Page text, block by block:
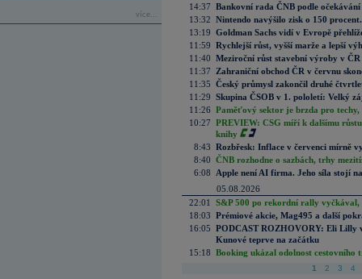
více...
14:37 Bankovní rada ČNB podle
13:32 Nintendo navýšilo zisk o 150
13:19 Goldman Sachs vidí v Evropě
11:59 Rychlejší růst, vyšší marže a lepší
11:40 Meziroční růst stavební výroby v
11:37
Zahraniční obchod ČR v červnu
11:35 Český průmysl zakončil druhé
11:29 Skupina ČSOB v 1. pololetí: Velký
11:26 Paměťový sektor je brzda pro techy,
10:27 PREVIEW: CSG míří k dalšímu
knihy
8:43 Rozbřesk: Inflace v červenci mírně
8:40 ČNB rozhodne o sazbách, trhy
6:08
Apple není AI firma. Jeho síla stojí
05.08.2026
22:01
S&P 500 po rekordní rally vyčkával,
18:03 Prémiové akcie, Mag495 a další
16:05 PODCAST ROZHOVORY: Eli Lilly
Kunové teprve na začátku
15:18 Booking ukázal odolnost cestovního
1 2 3 4